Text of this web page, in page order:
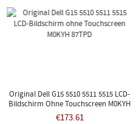
Original Dell G15 5510 5511 5515 LCD-
Bildschirm Ohne Touchscreen M0KYH
87TPD
€173.61